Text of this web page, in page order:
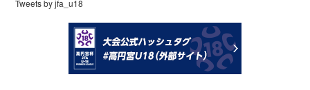
Tweets by jfa_u18